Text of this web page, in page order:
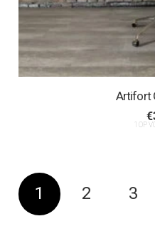
Artifort
€
1 OP
1 2 3